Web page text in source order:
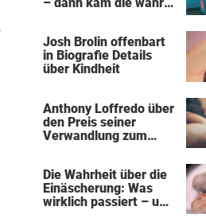
Josh Brolin offenbart
in Biografie Details
über Kindheit
Anthony Loffredo über
den Preis seiner
Verwandlung zum
Die Wahrheit über die
Einäscherung: Was
wirklich passiert – und